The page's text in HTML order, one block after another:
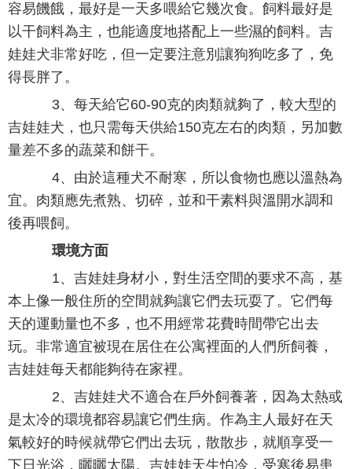
容易饑餓，最好是一天多喂給它幾次食。飼料最好是
以干飼料為主，也能適度地搭配上一些濕的飼料。吉
娃娃犬非常好吃，但一定要注意別讓狗狗吃多了，免
得長胖了。
3、每天給它60-90克的肉類就夠了，較大型的
吉娃娃犬，也只需每天供給150克左右的肉類，另加數
量差不多的蔬菜和餅干。
4、由於這種犬不耐寒，所以食物也應以溫熱為
宜。肉類應先煮熟、切碎，並和干素料與溫開水調和
後再喂飼。
環境方面
1、吉娃娃身材小，對生活空間的要求不高，基
本上像一般住所的空間就夠讓它們去玩耍了。它們每
天的運動量也不多，也不用經常花費時間帶它出去
玩。非常適宜被現在居住在公寓裡面的人們所飼養，
吉娃娃每天都能夠待在家裡。
2、吉娃娃犬不適合在戶外飼養著，因為太熱或
是太冷的環境都容易讓它們生病。作為主人最好在天
氣較好的時候就帶它們出去玩，散散步，就順享受一
下日光浴，曬曬太陽。吉娃娃天生怕冷，受寒後易患